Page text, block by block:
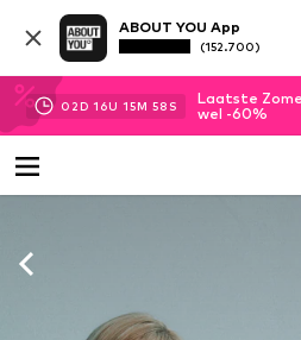
ABOUT YOU App
(152.700)
02D 16U 15M 56 S
Laatste
wel -60%